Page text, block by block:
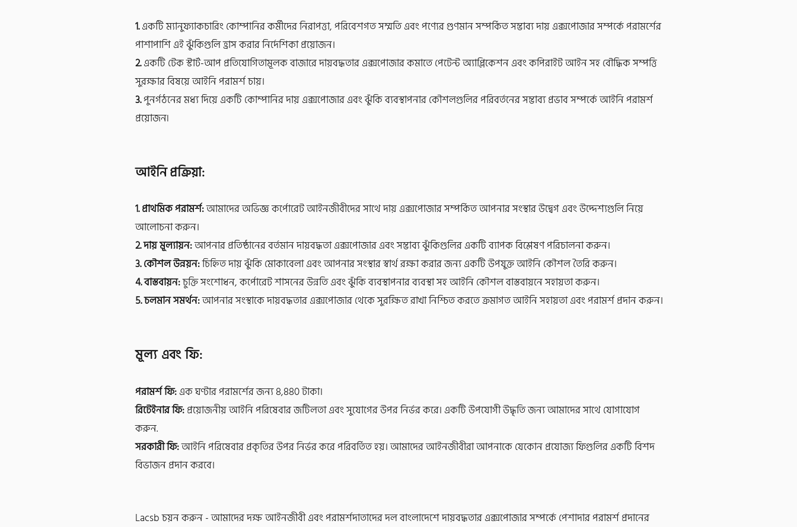
1.একটি ম্যানুফ্যাকচারিং কোম্পানির কর্মীদের নিরাপত্তা, পরিবেশগত সম্মতি এবং পণ্যের গুণমান সম্পর্কিত সম্ভাব্য দায় এক্সপোজার সম্পর্কে পরামর্শের
পাশাপাশি এই ঝুঁকিগুলি হ্রাস করার নির্দেশিকা প্রয়োজন।
2.একটি টেক স্টার্ট-আপ প্রতিযোগিতামূলক বাজারে দায়বদ্ধতার এক্সপোজার কমাতে পেটেন্ট অ্যাপ্লিকেশন এবং কপিরাইট আইন সহ বৌদ্ধিক সম্পত্তি
সুরক্ষার বিষয়ে আইনি পরামর্শ চায়।
3.পুনর্গঠনের মধ্য দিয়ে একটি কোম্পানির দায় এক্সপোজার এবং ঝুঁকি ব্যবস্থাপনার কৌশলগুলির পরিবর্তনের সম্ভাব্য প্রভাব সম্পর্কে আইনি পরামর্শ
প্রয়োজন৷
আইনি প্রক্রিয়া:
1.প্রাথমিক পরামর্শ:আমাদের অভিজ্ঞ কর্পোরেট আইনজীবীদের সাথে দায় এক্সপোজার সম্পর্কিত আপনার সংস্থার উদ্বেগ এবং উদ্দেশ্যগুলি নিয়ে
আলোচনা করুন।
2. দায় মূল্যায়ন:আপনার প্রতিষ্ঠানের বর্তমান দায়বদ্ধতা এক্সপোজার এবং সম্ভাব্য ঝুঁকিগুলির একটি ব্যাপক বিশ্লেষণ পরিচালনা করুন।
3. কৌশল উন্নয়ন:চিহ্নিত দায় ঝুঁকি মোকাবেলা এবং আপনার সংস্থার স্বার্থ রক্ষা করার জন্য একটি উপযুক্ত আইনি কৌশল তৈরি করুন।
4. বাস্তবায়ন:চুক্তি সংশোধন, কর্পোরেট শাসনের উন্নতি এবং ঝুঁকি ব্যবস্থাপনার ব্যবস্থা সহ আইনি কৌশল বাস্তবায়নে সহায়তা করুন।
5. চলমান সমর্থন:আপনার সংস্থাকে দায়বদ্ধতার এক্সপোজার থেকে সুরক্ষিত রাখা নিশ্চিত করতে ক্রমাগত আইনি সহায়তা এবং পরামর্শ প্রদান করুন।
মূল্য এবং ফি:
পরামর্শ ফি:এক ঘণ্টার পরামর্শের জন্য 8,880 টাকা।
রিটেইনার ফি:প্রয়োজনীয় আইনি পরিষেবার জটিলতা এবং সুযোগের উপর নির্ভর করে। একটি উপযোগী উদ্ধৃতি জন্য আমাদের সাথে যোগাযোগ
করুন.
সরকারী ফি:আইনি পরিষেবার প্রকৃতির উপর নির্ভর করে পরিবর্তিত হয়। আমাদের আইনজীবীরা আপনাকে যেকোন প্রযোজ্য ফিগুলির একটি বিশদ
বিভাজন প্রদান করবে।
Lacsb চয়ন করুন - আমাদের দক্ষ আইনজীবী এবং পরামর্শদাতাদের দল বাংলাদেশে দায়বদ্ধতার এক্সপোজার সম্পর্কে পেশাদার পরামর্শ প্রদানের